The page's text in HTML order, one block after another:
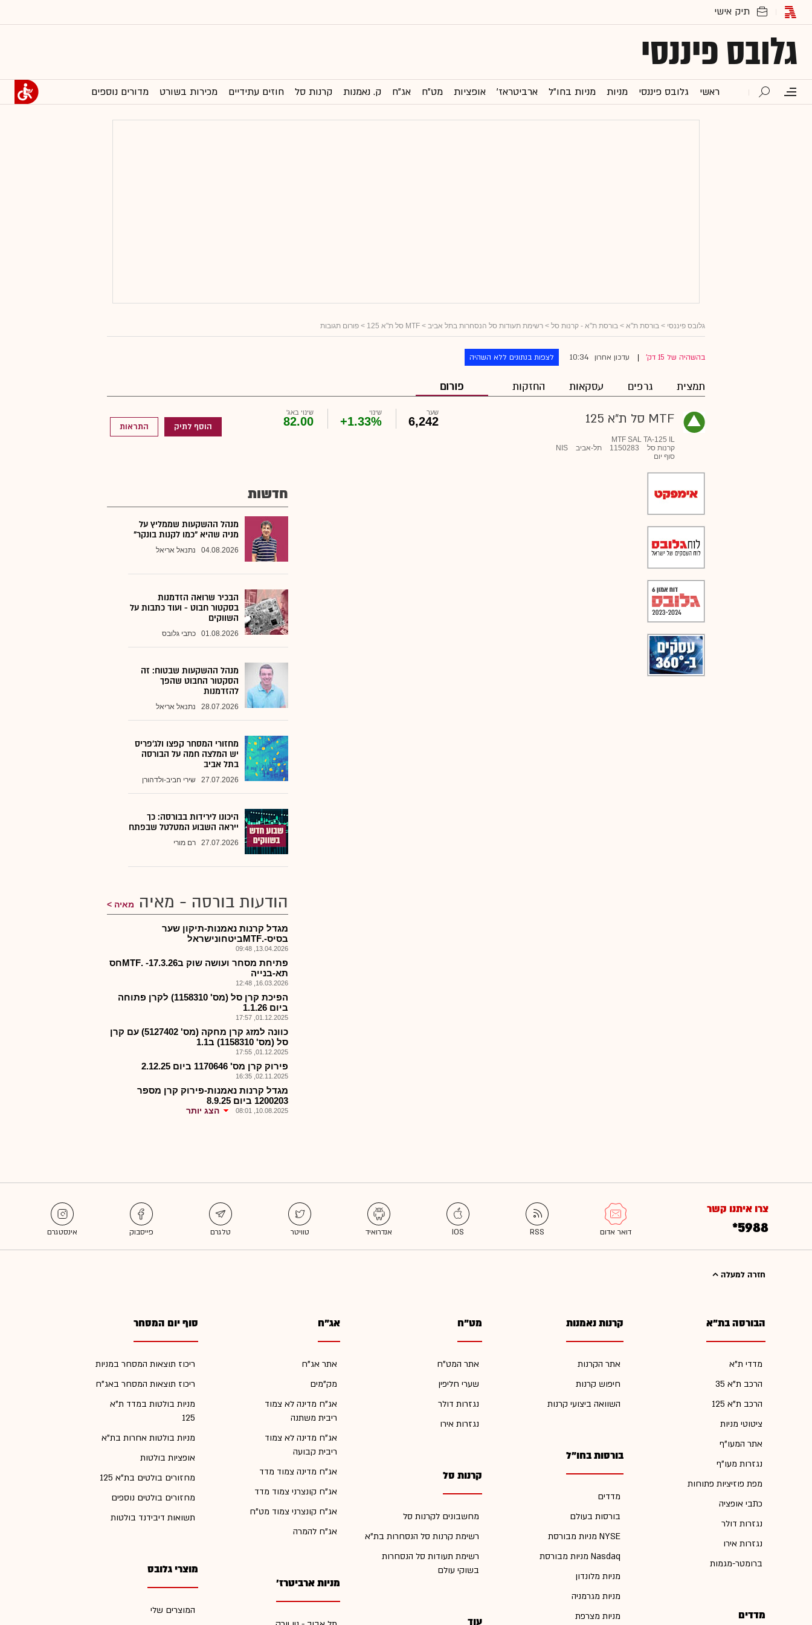
גלובס פיננסי
ראשי גלובס פיננסי מניות מניות בחו"ל ארביטראז' אופציות מט"ח אג"ח ק. נאמנות קרנות סל חוזים עתידיים מכירות בשורט מדורים נוספים
גלובס פיננסי > בורסת ת"א > בורסת ת"א - קרנות סל > רשימת תעודות סל הנסחרות בתל אביב > MTF סל ת"א 125 > פורום תגובות
בהשהיה של 15 דק' עדכון אחרון 10:34 לצפות בנתונים ללא השהיה
תמצית גרפים עסקאות החזקות פורום
MTF סל ת"א 125
MTF SAL TA-125 IL
קרנות סל
1150283 תל-אביב
NIS
סוף יום
שער
6,242
שינוי
+1.33%
שינוי באג'
82.00 הוסף לתיק התראות
חדשות
מנהל ההשקעות שממליץ על
מניה שהיא "כמו לקנות בונקר"
04.08.2026 נתנאל אריאל
הבכיר שרואה הזדמנות
בסקטור חבוט - ועוד כתבות על
השווקים
01.08.2026 כתבי גלובס
מנהל ההשקעות שבטוח: זה
הסקטור החבוט שהפך
להזדמנות
28.07.2026 נתנאל אריאל
מחזורי המסחר קפצו ולג'פריס
יש המלצה חמה על הבורסה
בתל אביב
27.07.2026 שירי חביב-ולדהורן
היכונו לירידות בבורסה: כך
ייראה השבוע המטלטל שבפתח
27.07.2026 רם מורי
הודעות בורסה - מאיה מאיה
מגדל קרנות נאמנות-תיקון שער
בסיס-.MTFביטחונישראל
13.04.2026, 09:48
פתיחת מסחר ועושה שוק ב17.3.26- .MTFחס
תא-בנייה
16.03.2026, 12:48
הפיכת קרן סל (מס' 1158310) לקרן פתוחה
ביום 1.1.26
01.12.2025, 17:57
כוונה למזג קרן מחקה (מס' 5127402) עם קרן
סל (מס' 1158310) ב1.1
01.12.2025, 17:55
פירוק קרן מס' 1170646 ביום 2.12.25
02.11.2025, 16:35
מגדל קרנות נאמנות-פירוק קרן מספר
1200203 ביום 8.9.25
10.08.2025, 08:01 הצג יותר
צרו איתנו קשר
*5988
חזרה למעלה
הבורסה בת"א
מדדי ת"א
הרכב ת"א 35
הרכב ת"א 125
ציטוטי מניות
אתר המעו"ף
נגזרות מעו"ף
מפת פוזיציות פתוחות
כתבי אופציה
נגזרות דולר
נגזרות אירו
ברומטר-מגמות
מדדים
קרנות נאמנות
אתר הקרנות
חיפוש קרנות
השוואה ביצועי קרנות
בורסות בחו"ל
מדדים
בורסות בעולם
מניות מבורסת NYSE
מניות מבורסת Nasdaq
מניות מלונדון
מניות מגרמניה
מניות מצרפת
מט"ח
אתר המט"ח
שערי חליפין
נגזרות דולר
נגזרות אירו
קרנות סל
מחשבונים לקרנות סל
רשימת קרנות סל הנסחרות בת"א
רשימת תעודות סל הנסחרות
בשוקי עולם
עוד
אג"ח
אתר אג"ח
מק"מים
אג"ח מדינה לא צמוד
ריבית משתנה
אג"ח מדינה לא צמוד
ריבית קבועה
אג"ח מדינה צמוד מדד
אג"ח קונצרני צמוד מדד
אג"ח קונצרני צמוד מט"ח
אג"ח להמרה
מניות ארביטרז'
סוף יום המסחר
ריכוז תוצאות המסחר במניות
ריכוז תוצאות המסחר באג"ח
מניות בולטות במדד ת"א
125
מניות בולטות אחרות בת"א
אופציות בולטות
מחזורים בולטים בת"א 125
מחזורים בולטים נוספים
תשואות דיבידנד בולטות
מוצרי גלובס
המוצרים שלי